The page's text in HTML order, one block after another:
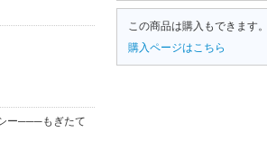
ー───もぎたて
この商品は購入もできます。
購入ページはこちら